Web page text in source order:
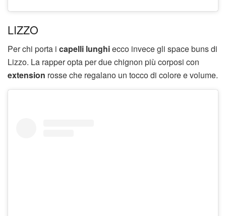
LIZZO
Per chi porta i capelli lunghiecco invece gli space buns di
Lizzo. La rapper opta per due chignon più corposi con
extension rosse che regalano un tocco di colore e volume.